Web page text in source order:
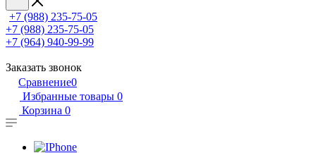
+7 (988) 235-75-05
+7 (988) 235-75-05
+7 (964) 940-99-99
Заказать звонок
Сравнение0
Избранные товары 0
Корзина 0